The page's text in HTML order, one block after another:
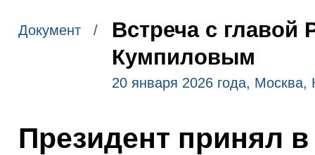
Документ /
Встреча с
Кумпиловым
20 января 2026 года, Москва,
Президент принял